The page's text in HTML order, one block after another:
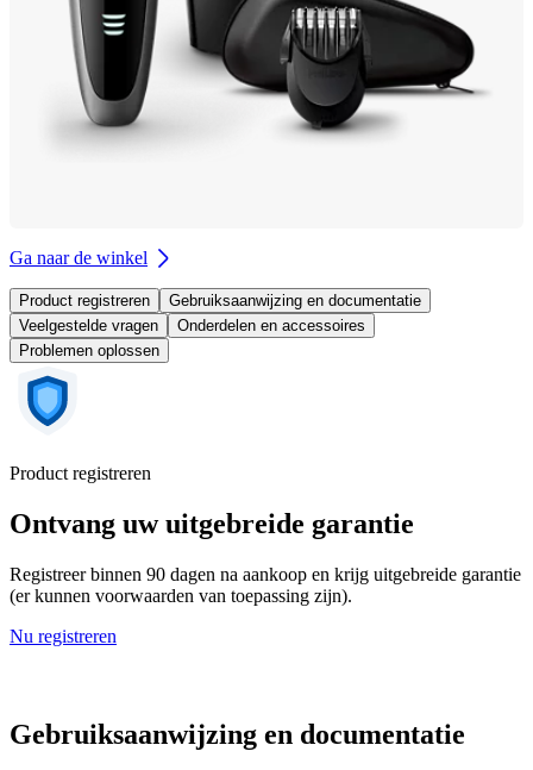
Ga naar de winkel
Product registreren
Gebruiksaanwijzing en documentatie
Veelgestelde vragen
Onderdelen en accessoires
Problemen oplossen
Product registreren
Ontvang uw uitgebreide garantie
Registreer binnen 90 dagen na aankoop en krijg uitgebreide garantie
(er kunnen voorwaarden van toepassing zijn).
Nu registreren
Gebruiksaanwijzing en documentatie